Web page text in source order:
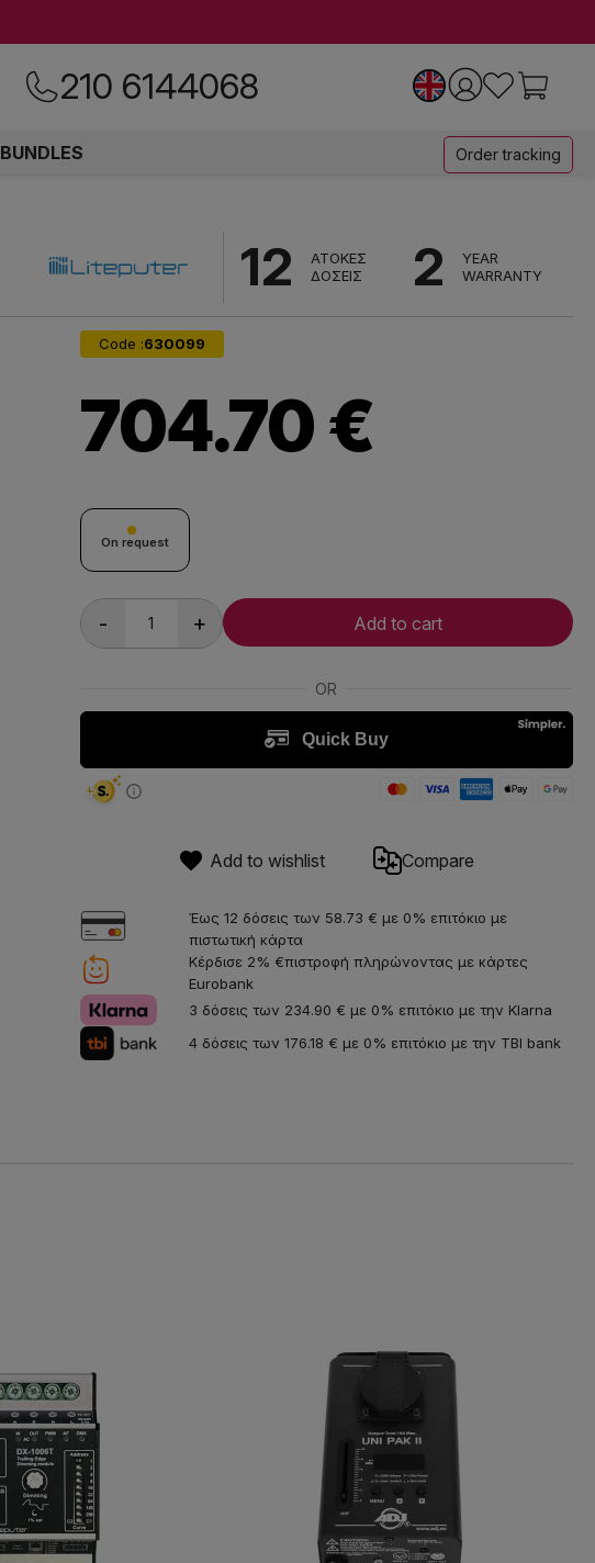
210 6144068
BUNDLES Order tracking
12
ΑΤΟΚΕΣ
ΔΟΣΕΙΣ
2
YEAR
WARRANTY
Code :630099
704.70 €
On request
- + Add to cart
Add to wishlist Compare
Έως 12 δόσεις των 58.73 € με 0% επιτόκιο με
πιστωτική κάρτα
Κέρδισε 2% €πιστροφή πληρώνοντας με κάρτες
Eurobank
3 δόσεις των 234.90 € με 0% επιτόκιο με την Klarna
4 δόσεις των 176.18 € με 0% επιτόκιο με την TBI bank